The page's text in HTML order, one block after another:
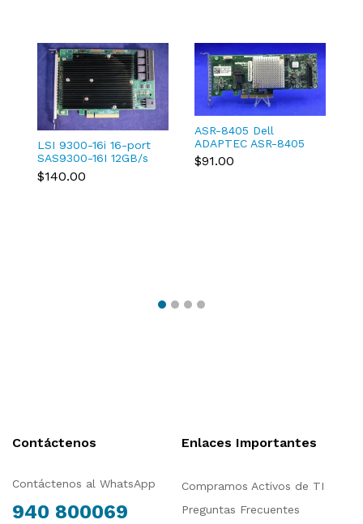
LSI 9300-16i 16-port
SAS9300-16I 12GB/s
Host Bus Adapter 03-
25600-01B
$140.00
ASR-8405 Dell
ADAPTEC ASR-8405
TXCMC SAS/SATA
12Gb/s RAID
$91.00
Contáctenos
Contáctenos al WhatsApp
940 800069
Enlaces Importantes
Compramos Activos de TI
Preguntas Frecuentes